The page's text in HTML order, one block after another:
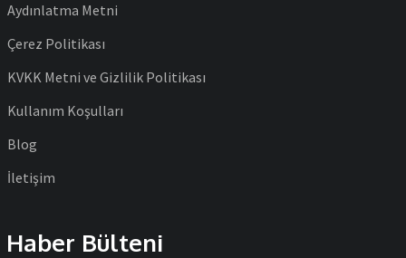
Aydınlatma Metni
Çerez Politikası
KVKK Metni ve Gizlilik Politikası
Kullanım Koşulları
Blog
İletişim
Haber Bülteni